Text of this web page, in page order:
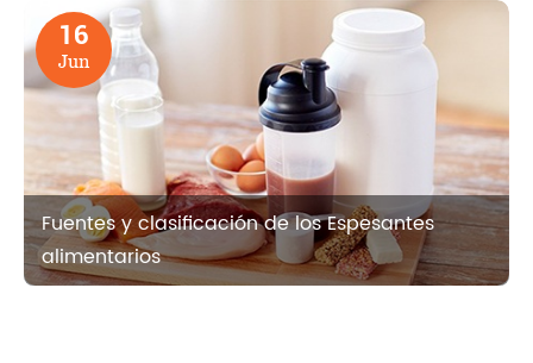
16
Jun
Fuentes y clasificación de los Espesantes
alimentarios